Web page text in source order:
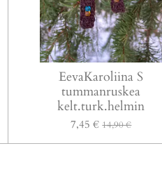
EevaKaroliina S
tummanruskea
kelt.turk.helmin
7,45 € 14,90 €